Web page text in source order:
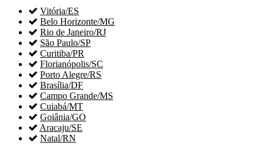
 Vitória/ES
 Belo Horizonte/MG
 Rio de Janeiro/RJ
 São Paulo/SP
 Curitiba/PR
 Florianópolis/SC
 Porto Alegre/RS
 Brasília/DF
 Campo Grande/MS
 Cuiabá/MT
 Goiânia/GO
 Aracaju/SE
 Natal/RN